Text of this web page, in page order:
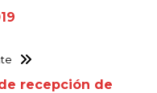
recepción de